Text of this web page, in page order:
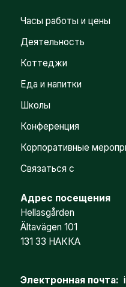
Часы работы и цены
Деятельность
Коттеджи
Еда и напитки
Школы
Конференция
Корпоративные
Связаться с
Адрес посещения
Hellasgården
Ältavägen 101
131 33 НАККА
Электронная почта: